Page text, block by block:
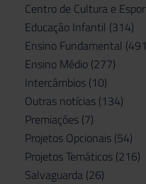
Centro de Cultura e
Educação Infantil (314)
Ensino Fundamental
Ensino Médio (277)
Intercâmbios (10)
Outras notícias (134)
Premiações (7)
Projetos Opcionais (54)
Projetos Temáticos (216)
Salvaguarda (26)